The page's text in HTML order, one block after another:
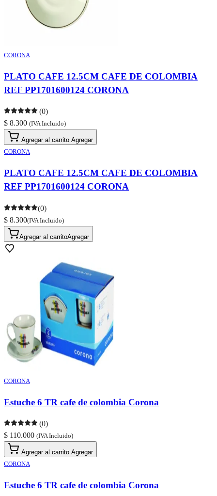
CORONA
PLATO CAFE 12.5CM CAFE DE COLOMBIA
REF PP1701600124 CORONA
(0)
$ 8.300 (IVA Incluido)
Agregar al carrito Agregar
CORONA
PLATO CAFE 12.5CM CAFE DE COLOMBIA
REF PP1701600124 CORONA
(0)
$ 8.300(IVA Incluido)
Agregar al carritoAgregar
CORONA
Estuche 6 TR cafe de colombia Corona
(0)
$ 110.000 (IVA Incluido)
Agregar al carrito Agregar
CORONA
Estuche 6 TR cafe de colombia Corona